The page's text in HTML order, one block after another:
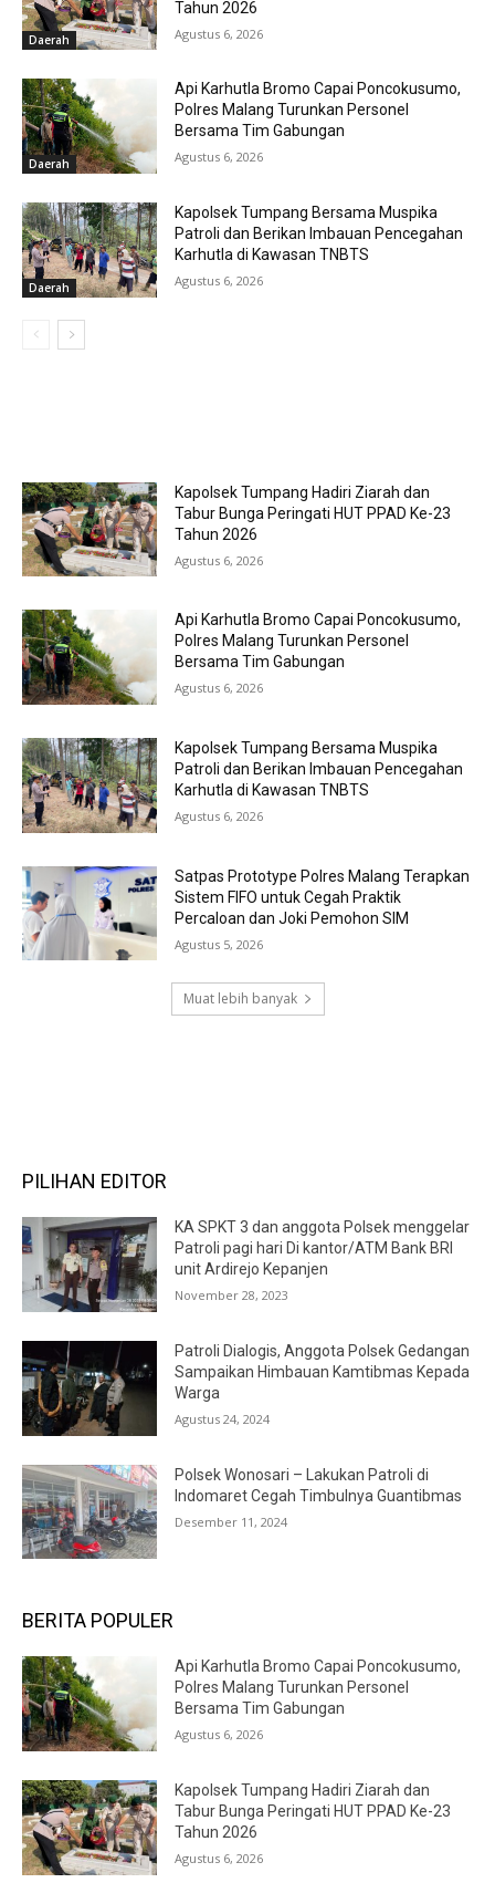
Daerah
Tahun 2026
Agustus 6, 2026
Daerah
Api Karhutla Bromo Capai Poncokusumo,
Polres Malang Turunkan Personel
Bersama Tim Gabungan
Agustus 6, 2026
Daerah
Kapolsek Tumpang Bersama Muspika
Patroli dan Berikan Imbauan Pencegahan
Karhutla di Kawasan TNBTS
Agustus 6, 2026
Kapolsek Tumpang Hadiri Ziarah dan
Tabur Bunga Peringati HUT PPAD Ke-23
Tahun 2026
Agustus 6, 2026
Api Karhutla Bromo Capai Poncokusumo,
Polres Malang Turunkan Personel
Bersama Tim Gabungan
Agustus 6, 2026
Kapolsek Tumpang Bersama Muspika
Patroli dan Berikan Imbauan Pencegahan
Karhutla di Kawasan TNBTS
Agustus 6, 2026
Satpas Prototype Polres Malang Terapkan
Sistem FIFO untuk Cegah Praktik
Percaloan dan Joki Pemohon SIM
Agustus 5, 2026
Muat lebih banyak
PILIHAN EDITOR
KA SPKT 3 dan anggota Polsek menggelar
Patroli pagi hari Di kantor/ATM Bank BRI
unit Ardirejo Kepanjen
November 28, 2023
Patroli Dialogis, Anggota Polsek Gedangan
Sampaikan Himbauan Kamtibmas Kepada
Warga
Agustus 24, 2024
Polsek Wonosari – Lakukan Patroli di
Indomaret Cegah Timbulnya Guantibmas
Desember 11, 2024
BERITA POPULER
Api Karhutla Bromo Capai Poncokusumo,
Polres Malang Turunkan Personel
Bersama Tim Gabungan
Agustus 6, 2026
Kapolsek Tumpang Hadiri Ziarah dan
Tabur Bunga Peringati HUT PPAD Ke-23
Tahun 2026
Agustus 6, 2026